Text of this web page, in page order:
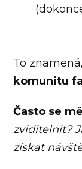
To
komunitu
Často se
zviditelnit?
získat